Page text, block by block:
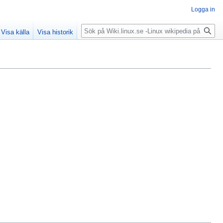
Logga in
Visa källa Visa historik Sök